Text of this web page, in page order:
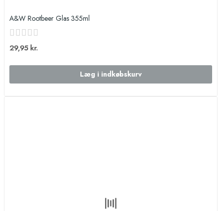
A&W Rootbeer Glas 355ml
29,95 kr.
Læg i indkøbskurv